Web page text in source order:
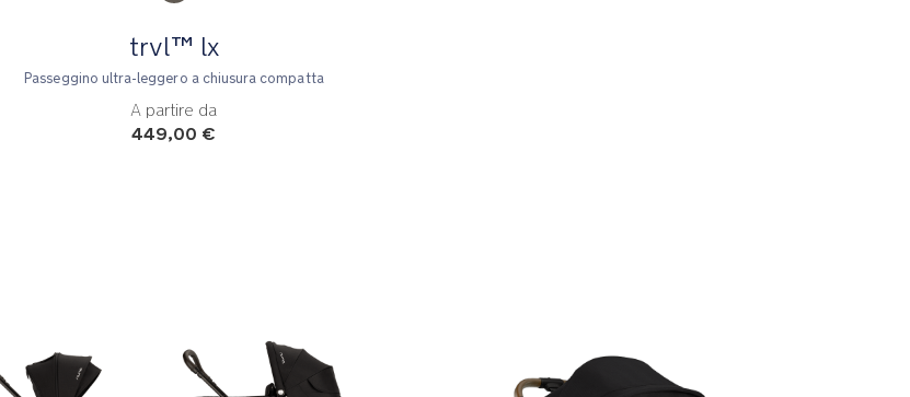
trvl™ lx
Passeggino ultra-leggero a chiusura compatta
A partire da
449,00 €